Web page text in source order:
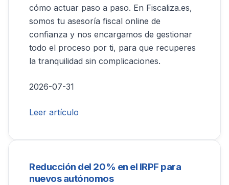
cómo actuar paso a paso. En Fiscaliza.es,
somos tu asesoría fiscal online de
confianza y nos encargamos de gestionar
todo el proceso por ti, para que recuperes
la tranquilidad sin complicaciones.
2026-07-31
Leer artículo
Reducción del 20% en el IRPF para
nuevos autónomos